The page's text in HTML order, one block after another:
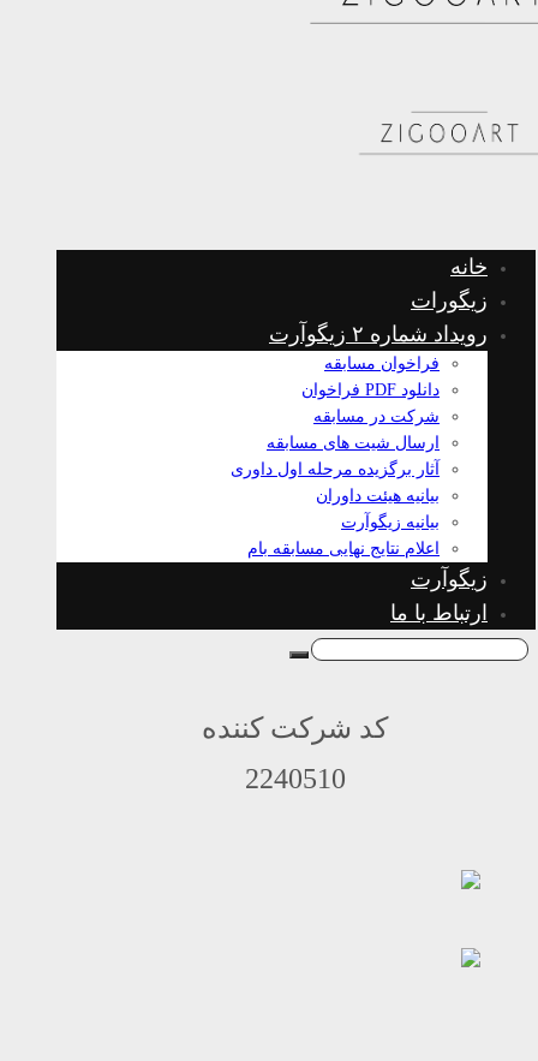
خانه
زیگورات
رویداد شماره ۲ زیگوآرت
فراخوان مسابقه
دانلود PDF فراخوان
شرکت در مسابقه
ارسال شیت های مسابقه
آثار برگزیده مرحله اول داوری
بیانیه هیئت داوران
بیانیه زیگوآرت
اعلام نتایج نهایی مسابقه بام
زیگوآرت
ارتباط با ما
کد شرکت کننده
2240510